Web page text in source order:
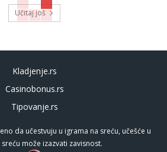
Učitaj još
Kladjenje.rs
Casinobonus.rs
Tipovanje.rs
da učestvuju u igrama na sreću, učešće u
može izazvati zavisnost.